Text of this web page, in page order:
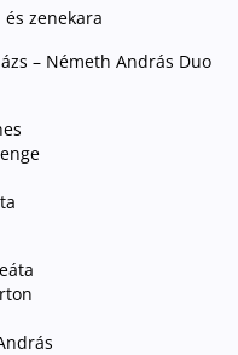
zenekara
– Németh András Duo